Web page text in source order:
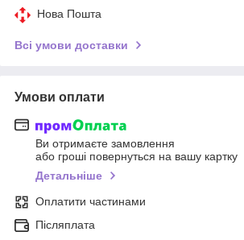
Нова Пошта
Всі умови доставки
Умови оплати
Ви отримаєте замовлення
або гроші повернуться на вашу картку
Детальніше
Оплатити частинами
Післяплата